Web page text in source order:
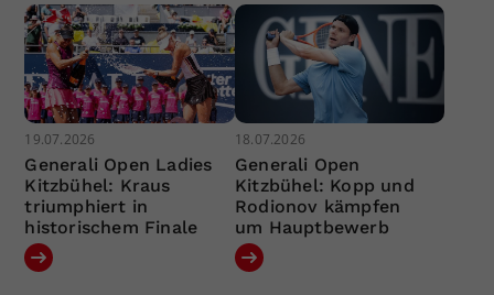
19.07.2026
Generali Open Ladies
Kitzbühel: Kraus
triumphiert in
historischem Finale
18.07.2026
Generali Open
Kitzbühel: Kopp und
Rodionov kämpfen
um Hauptbewerb